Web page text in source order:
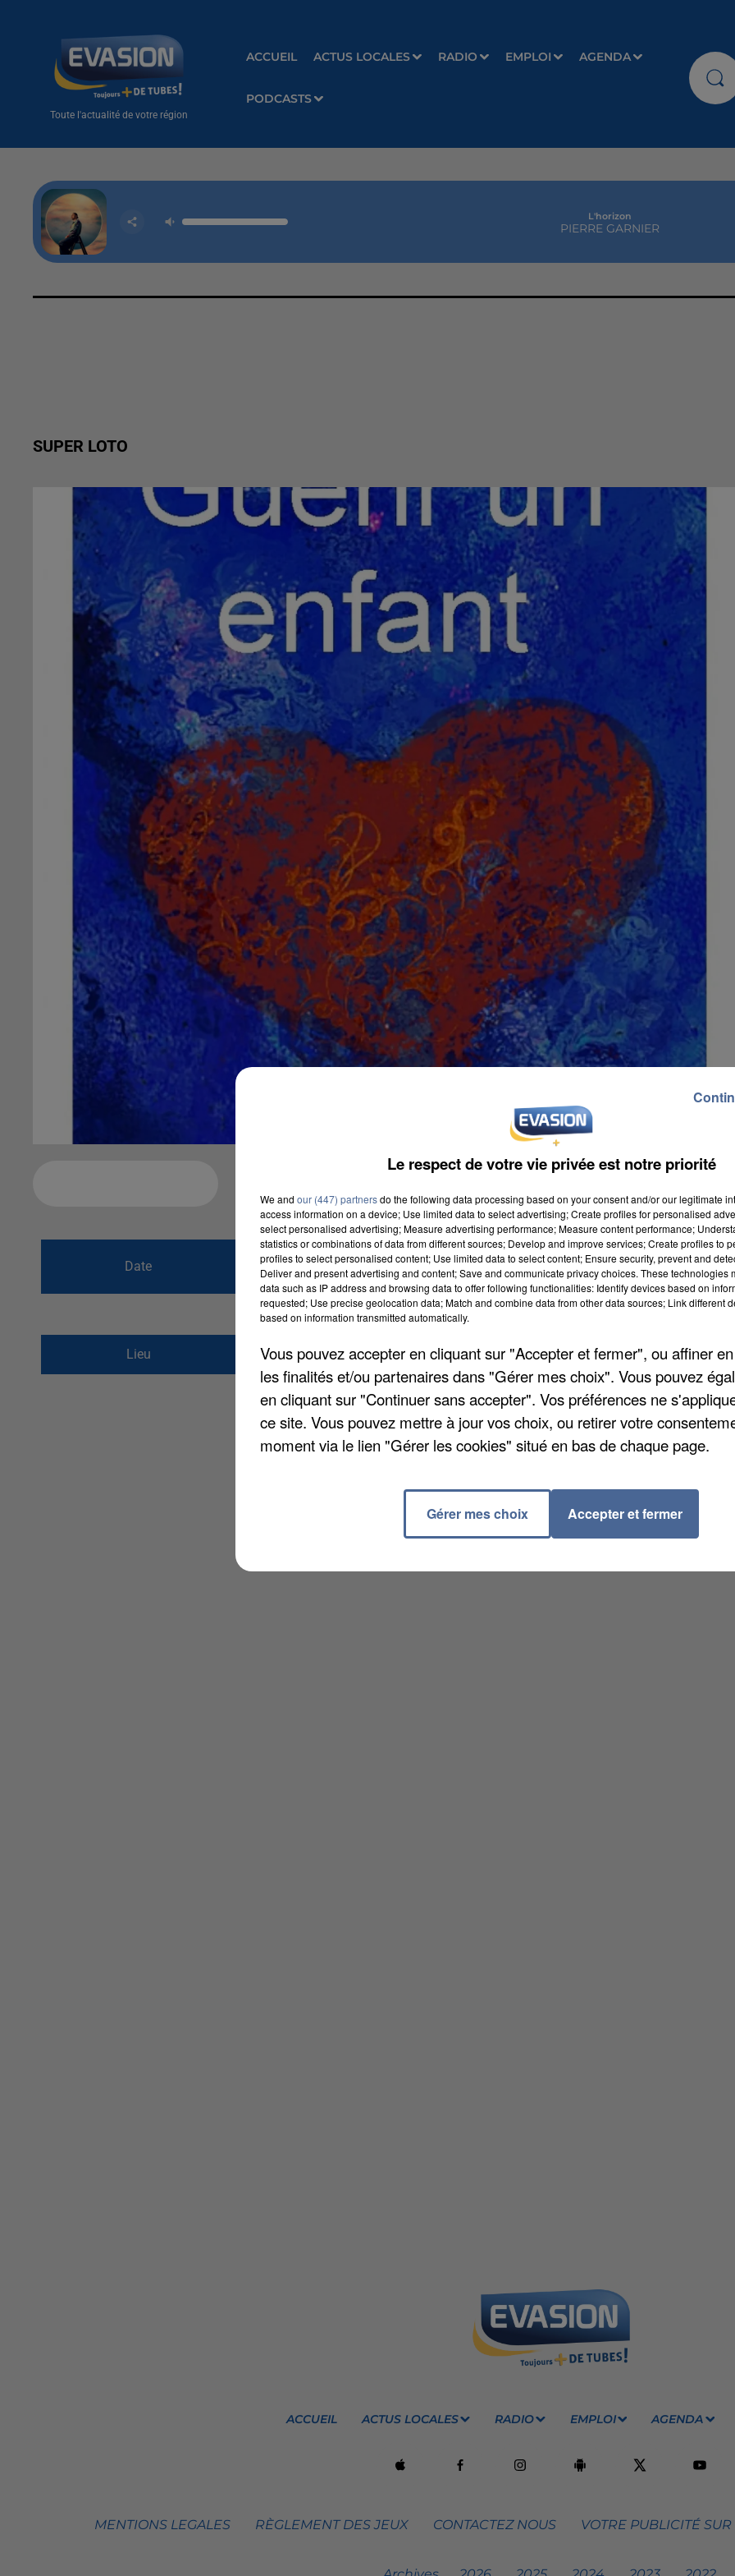
Toute l'actualité de votre région
ACCUEIL ACTUS LOCALES RADIO EMPLOI AGENDA
PODCASTS
L'horizon
PIERRE GARNIER
SUPER LOTO
Date
du21 novembre 2015 à 8h00
au21 novembre 2015 à 18h59
Lieu
Salle Anne Franck
91160
LONGJUMEAU
ACCUEIL ACTUS LOCALES RADIO EMPLOI AGENDA
MENTIONS LEGALES RÈGLEMENT DES JEUX CONTACTEZ NOUS VOTRE PUBLICITÉ
Le respect de votre vie privée est notre priorité
We and our (447) partnersdo the following data processing based on your consent and/or our legitimate
access information on a device; Use limited data to select advertising; Create profiles for personalised
select personalised advertising; Measure advertising performance; Measure content performance;
statistics or combinations of data from different sources; Develop and improve services; Create profiles to
profiles to select personalised content; Use limited data to select content; Ensure security, prevent and
Deliver and present advertising and content; Save and communicate privacy choices. These technologies
data such as IP address and browsing data to offer following functionalities: Identify devices based on
requested; Use precise geolocation data; Match and combine data from other data sources; Link different
based on information transmitted automatically.
Vous pouvez accepter en cliquant sur "Accepter et fermer", ou affiner
les finalités et/ou partenaires dans "Gérer mes choix". Vous pouvez
en cliquant sur "Continuer sans accepter". Vos préférences ne
ce site. Vous pouvez mettre à jour vos choix, ou retirer votre
moment via le lien "Gérer les cookies" situé en bas de chaque page.
Gérer mes choix Accepter et fermer